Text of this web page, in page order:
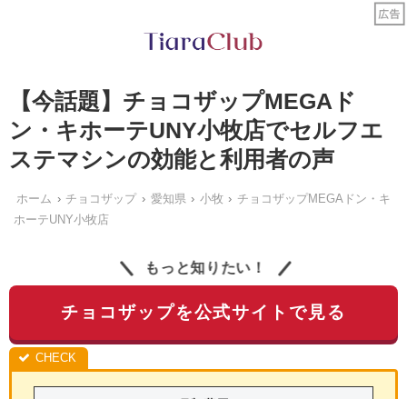
【今話題】チョコザップMEGAド
ン・キホーテUNY小牧店でセルフエ
ステマシンの効能と利用者の声
ホーム チョコザップ 愛知県 小牧
チョコザップMEGAドン・キ
ホーテUNY小牧店
もっと知りたい！
チョコザップを公式サイトで見る